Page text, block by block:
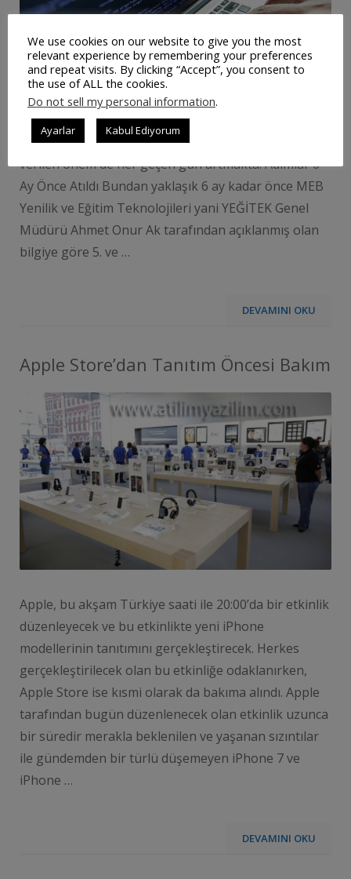
Bu sözler Başbakan Binali Yıldırım’a ait. Teknolojinin
en olmazsa olmazlarından olan yazılım ve kodlama
konusunda gerçekleştirilmesi gereken eğitime
verilen önem de her geçen gün artmakta. Adımlar 6
Ay Önce Atıldı Bundan yaklaşık 6 ay kadar önce MEB
Yenilik ve Eğitim Teknolojileri yani YEĞİTEK Genel
Müdürü Ahmet Onur Ak tarafından açıklanmış olan
bilgiye göre 5. ve …
DEVAMINI OKU
Apple Store’dan Tanıtım Öncesi Bakım
Apple, bu akşam Türkiye saati ile 20:00’da bir etkinlik
düzenleyecek ve bu etkinlikte yeni iPhone
modellerinin tanıtımını gerçekleştirecek. Herkes
gerçekleştirilecek olan bu etkinliğe odaklanırken,
Apple Store ise kısmi olarak da bakıma alındı. Apple
tarafından bugün düzenlenecek olan etkinlik uzunca
bir süredir merakla beklenilen ve yaşanan sızıntılar
ile gündemden bir türlü düşemeyen iPhone 7 ve
iPhone …
DEVAMINI OKU
We use cookies on our website to give you the most
relevant experience by remembering your preferences
and repeat visits. By clicking “Accept”, you consent to
the use of ALL the cookies.
Do not sell my personal information.
Ayarlar Kabul Ediyorum